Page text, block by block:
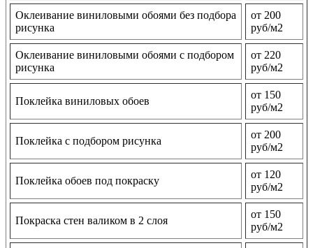
Оклеивание виниловыми обоями без подбора
рисунка
от 200
руб/м2
Оклеивание виниловыми обоями с подбором
рисунка
от 220
руб/м2
Поклейка виниловых обоев
от 150
руб/м2
Поклейка с подбором рисунка
от 200
руб/м2
Поклейка обоев под покраску
от 120
руб/м2
Покраска стен валиком в 2 слоя
от 150
руб/м2